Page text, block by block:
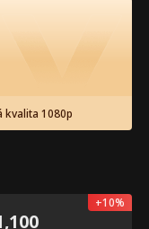
Sdílet
Otevřít
kvalita 1080p
+10%